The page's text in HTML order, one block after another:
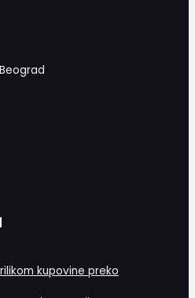
kupovine preko